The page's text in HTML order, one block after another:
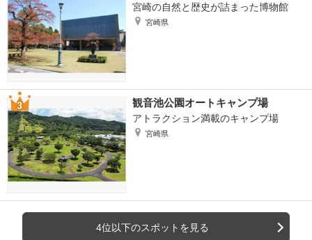
宮崎の自然と歴史が詰まった博物館
宮崎県
観音池公園オートキャンプ場
アトラクション満載のキャンプ場
宮崎県
4位以下のスポットを見る